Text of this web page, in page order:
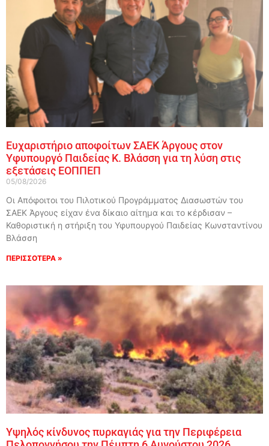
Ευχαριστήριο αποφοίτων ΣΑΕΚ Άργους στον
Υφυπουργό Παιδείας Κ. Βλάσση για τη λύση στις
εξετάσεις ΕΟΠΠΕΠ
05/08/2026
Οι Απόφοιτοι του Πιλοτικού Προγράμματος Διασωστών του
ΣΑΕΚ Άργους είχαν ένα δίκαιο αίτημα και το κέρδισαν –
Καθοριστική η στήριξη του Υφυπουργού Παιδείας Κωνσταντίνου
Βλάσση
ΠΕΡΙΣΣΟΤΕΡΑ »
Υψηλός κίνδυνος πυρκαγιάς για την Περιφέρεια